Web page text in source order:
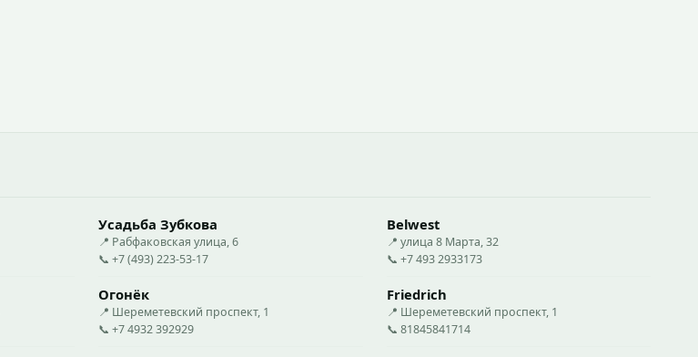
Усадьба Зубкова
📍 Рабфаковская улица, 6
📞 +7 (493) 223-53-17
Belwest
📍 улица 8 Марта, 32
📞 +7 493 2933173
Огонёк
📍 Шереметевский проспект, 1
📞 +7 4932 392929
Friedrich
📍 Шереметевский проспект, 1
📞 81845841714